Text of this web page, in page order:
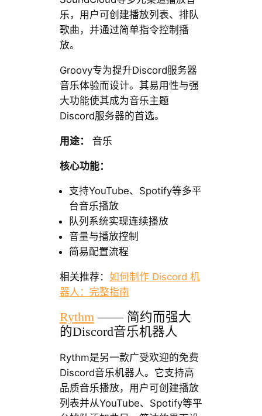
乐，用户可创建播放列表、排队
歌曲，并通过简单指令控制播
放。
Groovy专为提升Discord服务器
音乐体验而设计。其易用性与强
大功能使其成为音乐主题
Discord服务器的首选。
用途： 音乐
核心功能：
支持YouTube、Spotify等多平
台音乐播放
队列系统实现连续播放
音量与播放控制
简易配置流程
相关推荐： 如何制作 Discord 机
器人：完整指南
Rythm—— 简约而强大
的Discord音乐机器人
Rythm是另一款广受欢迎的免费
Discord音乐机器人。它支持高
品质音乐播放，用户可创建播放
列表并从YouTube、Spotify等平